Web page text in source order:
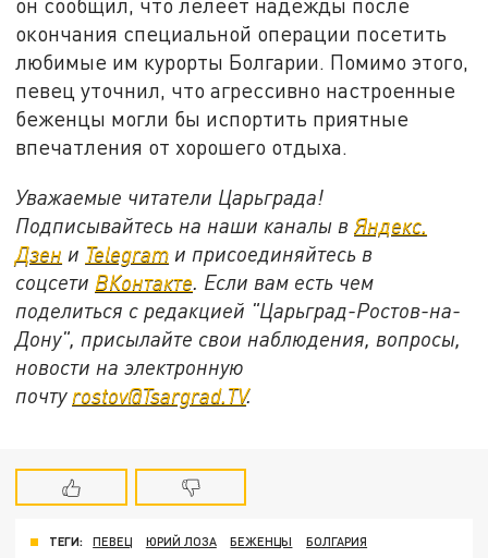
он сообщил, что лелеет надежды после
окончания специальной операции посетить
любимые им курорты Болгарии. Помимо этого,
певец уточнил, что агрессивно настроенные
беженцы могли бы испортить приятные
впечатления от хорошего отдыха.
Уважаемые читатели Царьграда!
Подписывайтесь на наши каналы вЯндекс.
Дзен и Telegram и присоединяйтесь в
соцсети ВКонтакте. Если вам есть чем
поделиться с редакцией "Царьград-Ростов-на-
Дону", присылайте свои наблюдения, вопросы,
новости на электронную
почту rostov@Tsargrad.ТV.
ТЕГИ: ПЕВЕЦ ЮРИЙ ЛОЗА БЕЖЕНЦЫ БОЛГАРИЯ